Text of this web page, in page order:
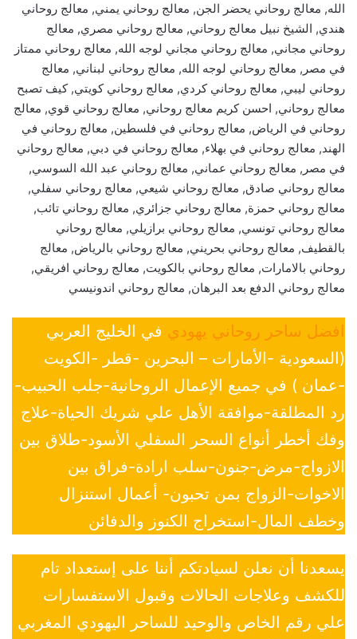
الله, معالج روحاني يحضر الجن, معالج روحاني يمني, معالج روحاني
هندي, الشيخ نبيل معالج روحاني, معالج روحاني مصري, معالج
روحاني مجاني, معالج روحاني مجاني لوجه الله, معالج روحاني ممتاز
في مصر, معالج روحاني لوجه الله, معالج روحاني لبناني, معالج
روحاني ليبي, معالج روحاني كردي, معالج روحاني كويتي, كيف تصبح
معالج روحاني, احسن كريم معالج روحاني, معالج روحاني قوي, معالج
روحاني في الرياض, معالج روحاني في فلسطين, معالج روحاني في
الهند, معالج روحاني في بهلاء, معالج روحاني في دبي, معالج روحاني
في مصر, معالج روحاني عماني, معالج روحاني عبد الله السوسي,
معالج روحاني صادق, معالج روحاني شيعي, معالج روحاني سفلي,
معالج روحاني حمزة, معالج روحاني جزائري, معالج روحاني تائب,
معالج روحاني تونسي, معالج روحاني برازيلي, معالج روحاني
بالقطيف, معالج روحاني بحريني, معالج روحاني بالرياض, معالج
روحاني بالامارات, معالج روحاني بالكويت, معالج روحاني افريقي,
معالج روحاني الدفع بعد البرهان, معالج روحاني اندونيسي
افضل ساحر روحاني يهودي في الخليج العربي
(السعودية -الأمارات – البحرين -قطر -الكويت
-عمان ) في جميع الإعمال الروحانية-جلب الحبيب-
رد المطلقة-موافقة الأهل علي شريك الحياة-علاج
وفك أخطر أنواع السحر السفلي الأسود-طلاق بين
الازواج-مرض-جنون-سلب ارادة-فراق بين
الاخوات-الزواج بمن تحبون- أعمال استنزال
وخطف المال-استخراج الكنوز والدفائن
يسعدنا أن نعلن لسيادتكم أننا على إستعداد تام
للكشف وعلاجات الحالات وقبول الاستفسارات
علي رقم الخاص والوحيد للساحر اليهودي المغربي